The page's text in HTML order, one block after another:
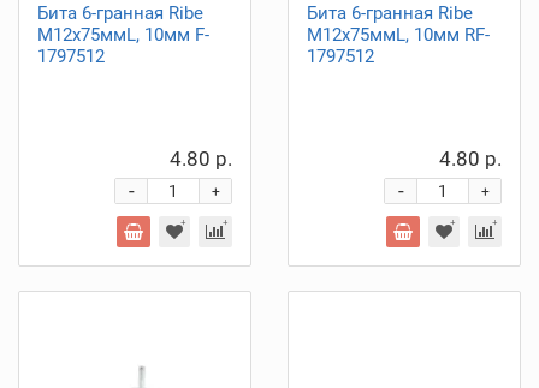
Бита 6-гранная Ribe
M12х75ммL, 10мм F-
1797512
4.80 р.
+
-
Бита 6-гранная Ribe
M12х75ммL, 10мм RF-
1797512
4.80 р.
+
-